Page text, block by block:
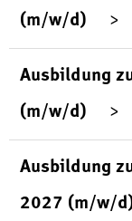
(m/w/d)
Ausbildung
(m/w/d)
Ausbildung
2027 (m/w/